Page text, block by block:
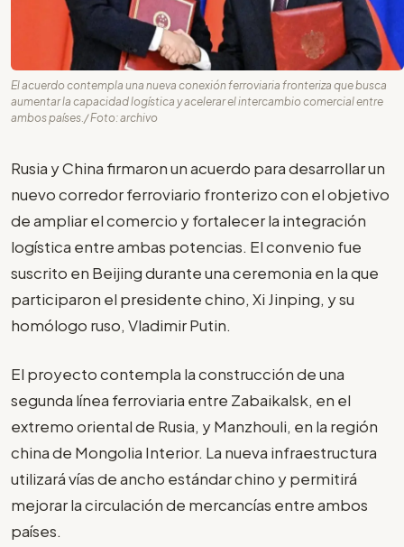
El acuerdo contempla una nueva conexión ferroviaria fronteriza que busca
aumentar la capacidad logística y acelerar el intercambio comercial entre
ambos países./ Foto: archivo
Rusia y China firmaron un acuerdo para desarrollar un
nuevo corredor ferroviario fronterizo con el objetivo
de ampliar el comercio y fortalecer la integración
logística entre ambas potencias. El convenio fue
suscrito en Beijing durante una ceremonia en la que
participaron el presidente chino, Xi Jinping, y su
homólogo ruso, Vladimir Putin.
El proyecto contempla la construcción de una
segunda línea ferroviaria entre Zabaikalsk, en el
extremo oriental de Rusia, y Manzhouli, en la región
china de Mongolia Interior. La nueva infraestructura
utilizará vías de ancho estándar chino y permitirá
mejorar la circulación de mercancías entre ambos
países.